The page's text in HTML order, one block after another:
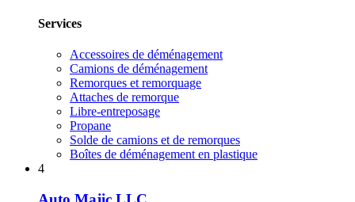
Services
Accessoires de déménagement
Camions de déménagement
Remorques et remorquage
Attaches de remorque
Libre-entreposage
Propane
Solde de camions et de remorques
Boîtes de déménagement en plastique
4